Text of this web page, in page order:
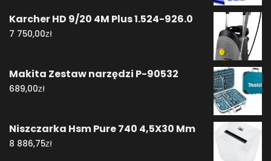
Karcher HD 9/20 4M Plus 1.524-926.0
7 750,00zł
Makita Zestaw narzędzi P-90532
689,00zł
Niszczarka Hsm Pure 740 4,5X30 Mm
8 886,75zł